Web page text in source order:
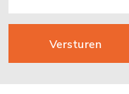
Versturen